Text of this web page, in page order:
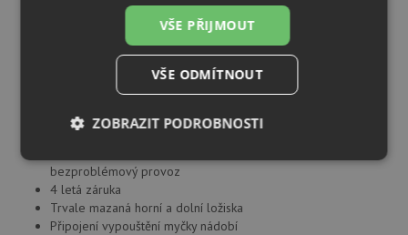
Kapacita komory: 980 ml
Odtoková přípojka: 1-1/2 "(3,81 cm)
Celková výška: 312 mm
Drtící komora z nerezové oceli a vynikající komponenty z
nerezové oceli zvládnou veškerý potravinový odpad
Ultra tichá technologie
bezproblémový provoz
4 letá záruka
Trvale mazaná horní a dolní ložiska
Připojení vypouštění myčky nádobí
VŠE PŘIJMOUT
VŠE ODMÍTNOUT
ZOBRAZIT PODROBNOSTI
Nezbytně
nutné
soubory
Výkonové
soubory
Soubory